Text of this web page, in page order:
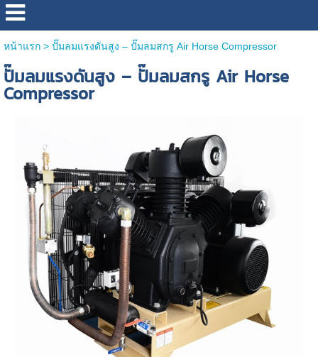
หน้าแรก> ปั๊มลมแรงดันสูง – ปั๊มลมสกรู Air Horse Compressor
ปั๊มลมแรงดันสูง – ปั๊มลมสกรู Air Horse
Compressor